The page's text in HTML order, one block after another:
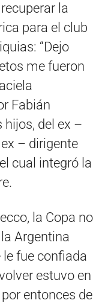
la
para el club
“Dejo
me fueron
Fabián
hijos, del ex –
– dirigente
cual integró la
la Copa no
Argentina
le fue confiada
estuvo en
entonces de